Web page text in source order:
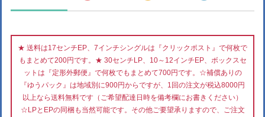
★ 送料は17センチEP、7インチシングルは『クリックポスト』で何枚で
もまとめて200円です。★ 30センチLP、10～12インチEP、ボックスセ
ットは『定形外郵便』で何枚でもまとめて700円です。☆補償ありの
『ゆうパック』は地域別に900円からですが、1回の注文が税込8000円
以上なら送料無料です（ご希望配達日時を備考欄にお書きください）
☆LPとEPの同梱も当然可能です。その他ご要望承りますので、ご注文